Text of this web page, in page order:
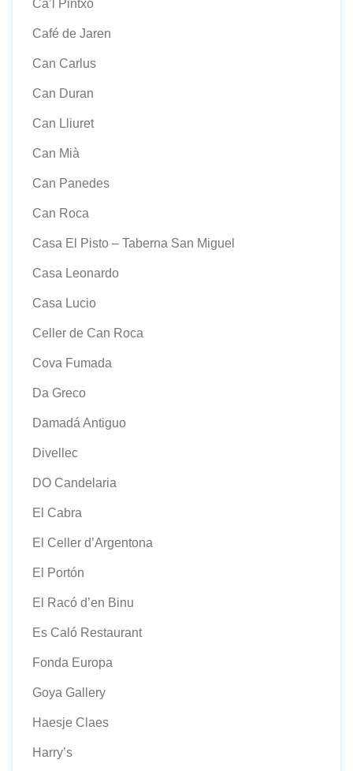
Ca’l Pintxo
Café de Jaren
Can Carlus
Can Duran
Can Lliuret
Can Mià
Can Panedes
Can Roca
Casa El Pisto – Taberna San Miguel
Casa Leonardo
Casa Lucio
Celler de Can Roca
Cova Fumada
Da Greco
Damadá Antiguo
Divellec
DO Candelaria
El Cabra
El Celler d’Argentona
El Portón
El Racó d’en Binu
Es Caló Restaurant
Fonda Europa
Goya Gallery
Haesje Claes
Harry’s